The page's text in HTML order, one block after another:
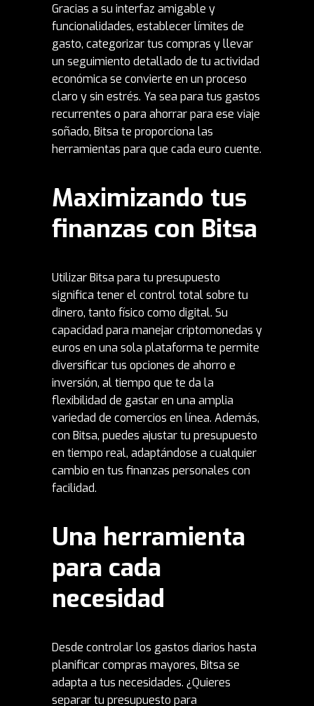
Gracias a su interfaz amigable y
funcionalidades, establecer límites de
gasto, categorizar tus compras y llevar
un seguimiento detallado de tu actividad
económica se convierte en un proceso
claro y sin estrés. Ya sea para tus gastos
recurrentes o para ahorrar para ese viaje
soñado, Bitsa te proporciona las
herramientas para que cada euro cuente.
Maximizando tus
finanzas con Bitsa
Utilizar Bitsa para tu presupuesto
significa tener el control total sobre tu
dinero, tanto físico como digital. Su
capacidad para manejar criptomonedas y
euros en una sola plataforma te permite
diversificar tus opciones de ahorro e
inversión, al tiempo que te da la
flexibilidad de gastar en una amplia
variedad de comercios en línea. Además,
con Bitsa, puedes ajustar tu presupuesto
en tiempo real, adaptándose a cualquier
cambio en tus finanzas personales con
facilidad.
Una herramienta
para cada
necesidad
Desde controlar los gastos diarios hasta
planificar compras mayores, Bitsa se
adapta a tus necesidades. ¿Quieres
separar tu presupuesto para